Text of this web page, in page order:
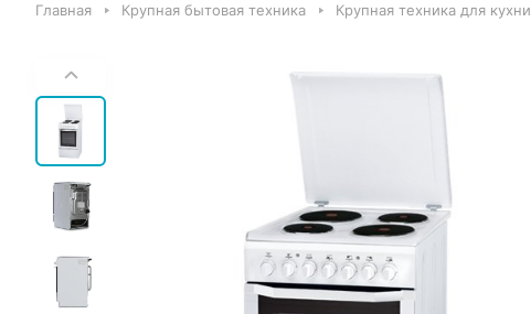
Главная Крупная бытовая техника Крупная техника для кухни